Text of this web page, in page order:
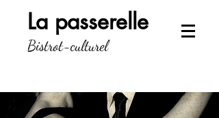
La passerelle
Bistrot-culturel